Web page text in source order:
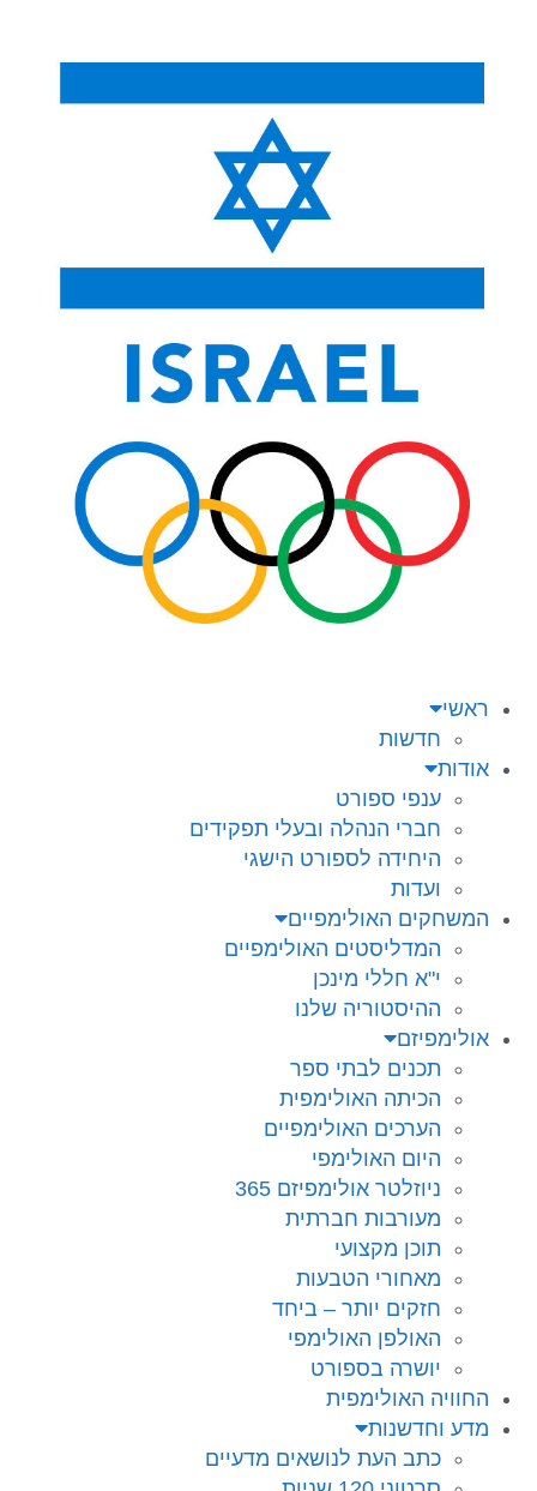
ראשי
חדשות
אודות
ענפי ספורט
חברי הנהלה ובעלי תפקידים
היחידה לספורט הישגי
ועדות
המשחקים האולימפיים
המדליסטים האולימפיים
י"א חללי מינכן
ההיסטוריה שלנו
אולימפיזם
תכנים לבתי ספר
הכיתה האולימפית
הערכים האולימפיים
היום האולימפי
ניוזלטר אולימפיזם 365
מעורבות חברתית
תוכן מקצועי
מאחורי הטבעות
חזקים יותר – ביחד
האולפן האולימפי
יושרה בספורט
החוויה האולימפית
מדע וחדשנות
כתב העת לנושאים מדעיים